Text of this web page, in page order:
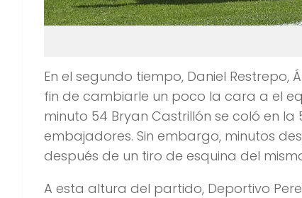
En el segundo tiempo, Daniel
fin de cambiarle un poco la cara a el
minuto 54 Bryan Castrillón se coló en
embajadores. Sin embargo, minutos
después de un tiro de esquina del
A esta altura del partido, Deportivo